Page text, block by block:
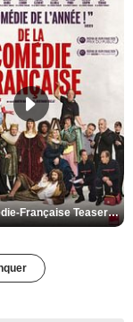
De la Comédie-Française Teaser VF